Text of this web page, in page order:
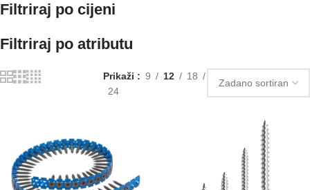
Filtriraj po cijeni
Filtriraj po atributu
Prikaži 9 12
18
24